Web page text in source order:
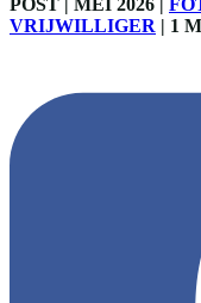
POST | MEI 2026 |
VRIJWILLIGER | 1